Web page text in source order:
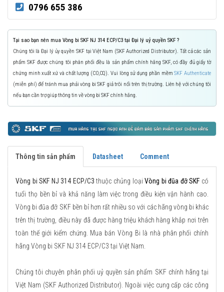
0796 655 386
Tại sao bạn nên mua Vòng bi SKF NJ 314 ECP/C3 tại Đại lý uỷ quyền SKF ?
Chúng tôi là Đại lý ủy quyền SKF tại Việt Nam (SKF Authorized Distributor). Tất cả các sản
phẩm SKF được chúng tôi phân phối đều là sản phẩm chính hãng SKF, có đầy đủ giấy tờ
chứng minh xuất xứ và chất lượng (CO,CQ). Vui lòng sử dụng phần mềmSKF Authenticate
(miễn phí) để tránh mua phải vòng bi SKF giả trôi nổi trên thị trường. Liên hệ với chúng tôi
nếu bạn cần trợ giúp thông tin về vòng bi SKF chính hãng.
Thông tin sản phẩm Datasheet Comment
Vòng bi SKF NJ 314 ECP/C3 thuộc chủng loạiVòng bi đũa đỡ SKF có
tuổi thọ bền bỉ và khả năng làm việc trong điều kiện vận hành cao.
Vòng bi đũa đỡ SKF bền bỉ hơn rất nhiều so với các hãng vòng bi khác
trên thị trường, điều này đã được hàng triệu khách hàng khắp nơi trên
toàn thế giới kiểm chứng. Mua bán Vòng Bi là nhà phân phối chính
hãng Vòng bi SKF NJ 314 ECP/C3 tại Việt Nam.
Chúng tôi chuyên phân phối uỷ quyền sản phẩm SKF chính hãng tại
Việt Nam (SKF Authorized Distributor). Ngoài việc cung cấp các công